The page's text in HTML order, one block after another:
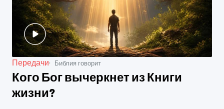
Передачи Библия говорит
Кого Бог вычеркнет из Книги
жизни?